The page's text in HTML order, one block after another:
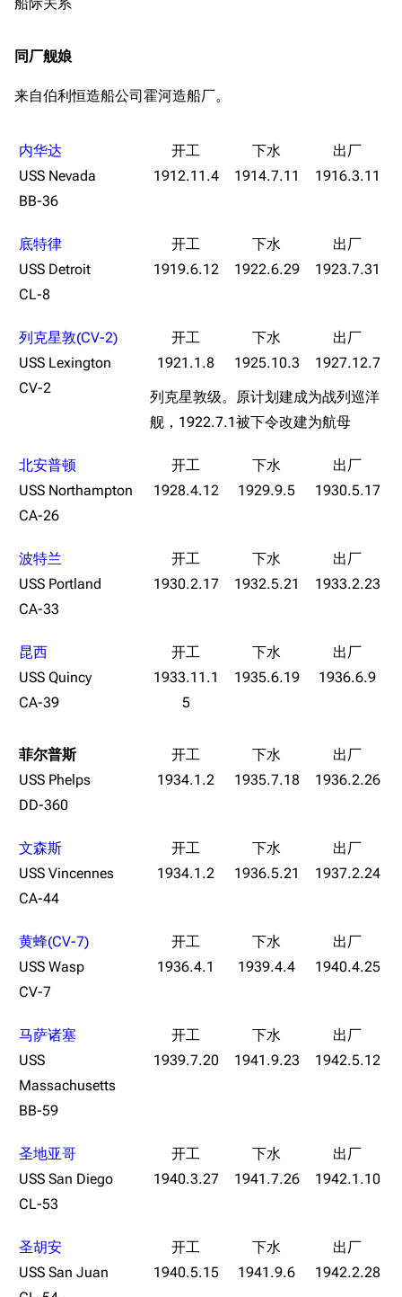
同厂舰娘
来自伯利恒造船公司霍河造船厂。
内华达
USS Nevada
BB-36
1912.11.4 1914.7.11 1916.3.11
底特律
USS Detroit
CL-8
1919.6.12 1922.6.29 1923.7.31
列克星敦(CV-2)
USS Lexington
CV-2
1921.1.8 1925.10.3
1927.12.7
列克星敦级。原计划建成为战列巡洋
舰，1922.7.1被下令改建为航母
北安普顿
USS Northampton
CA-26
1928.4.12 1929.9.5 1930.5.17
波特兰
USS Portland
CA-33
1930.2.17 1932.5.21 1933.2.23
昆西
USS Quincy
CA-39
1933.11.1
5
1935.6.19 1936.6.9
菲尔普斯
USS Phelps
DD-360
1934.1.2 1935.7.18 1936.2.26
文森斯
USS Vincennes
CA-44
1934.1.2 1936.5.21 1937.2.24
黄蜂(CV-7)
USS Wasp
CV-7
1936.4.1 1939.4.4 1940.4.25
马萨诸塞
USS
Massachusetts
BB-59
1939.7.20 1941.9.23 1942.5.12
圣地亚哥
USS San Diego
CL-53
1940.3.27 1941.7.26 1942.1.10
圣胡安
USS San Juan
1940.5.15 1941.9.6 1942.2.28